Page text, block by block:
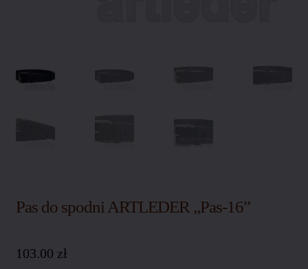
Polityka zwrotów
Regulamin sklepu
Pas do spodni ARTLEDER „Pas-16”
103.00 zł